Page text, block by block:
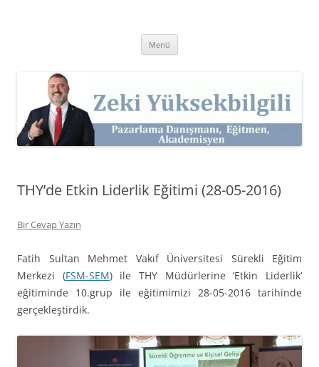
Kişisel Web Sitesi.
Menü
THY’de Etkin Liderlik Eğitimi (28-05-2016)
Bir Cevap Yazın
Fatih Sultan Mehmet Vakıf Üniversitesi Sürekli Eğitim
Merkezi (FSM-SEM) ile THY Müdürlerine ‘Etkin Liderlik’
eğitiminde 10.grup ile eğitimimizi 28-05-2016 tarihinde
gerçekleştirdik.